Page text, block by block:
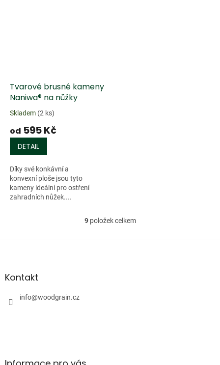
Tvarové brusné kameny
Naniwa® na nůžky
Skladem (2 ks)
od 595 Kč
DETAIL
Díky své konkávní a
konvexní ploše jsou tyto
kameny ideální pro ostření
zahradních nůžek....
O
l
9položek celkem
Z
aKontakt
info@woodgrain.cz